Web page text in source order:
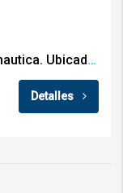
«Tierra de sueños Boating» Ciudad nautica. Ubicado en Arroyo Seco Provincia de Santa Fe
Detalles